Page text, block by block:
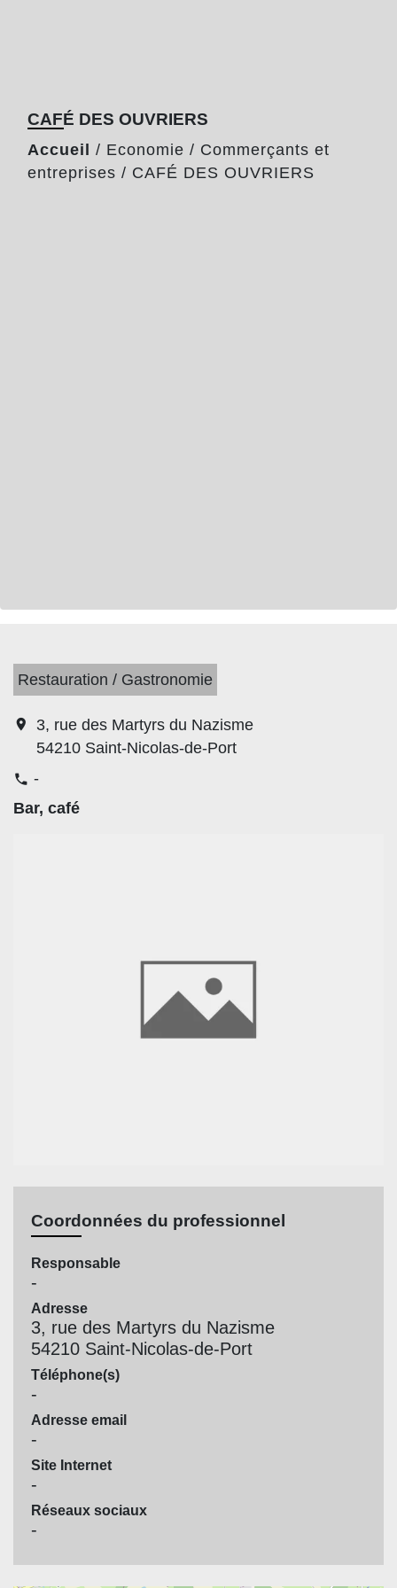
CAFÉ DES OUVRIERS
Accueil / Economie / Commerçants et
entreprises / CAFÉ DES OUVRIERS
Restauration / Gastronomie
location_on
3, rue des Martyrs du Nazisme
54210 Saint-Nicolas-de-Port
phone -
Bar, café
Coordonnées du professionnel
Responsable
-
Adresse
3, rue des Martyrs du Nazisme
54210 Saint-Nicolas-de-Port
Téléphone(s)
-
Adresse email
-
Site Internet
-
Réseaux sociaux
-